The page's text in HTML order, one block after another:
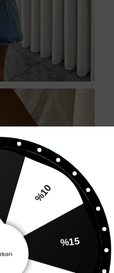
%10
%15